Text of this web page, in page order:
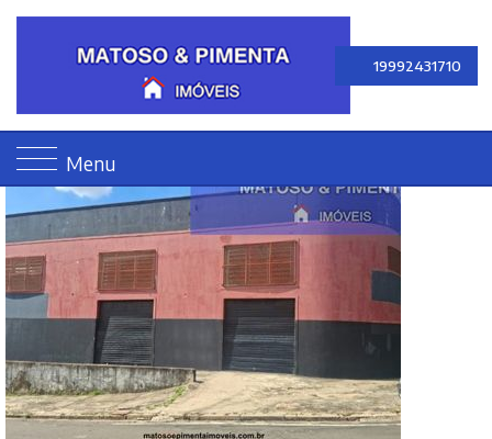
19992431710
Menu